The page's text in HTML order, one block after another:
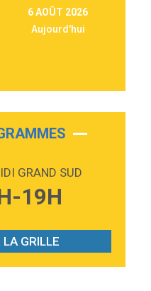
2:28
6 AOÛT 2026
Aujourd'hui
GRAND SUD
19H
LA GRILLE